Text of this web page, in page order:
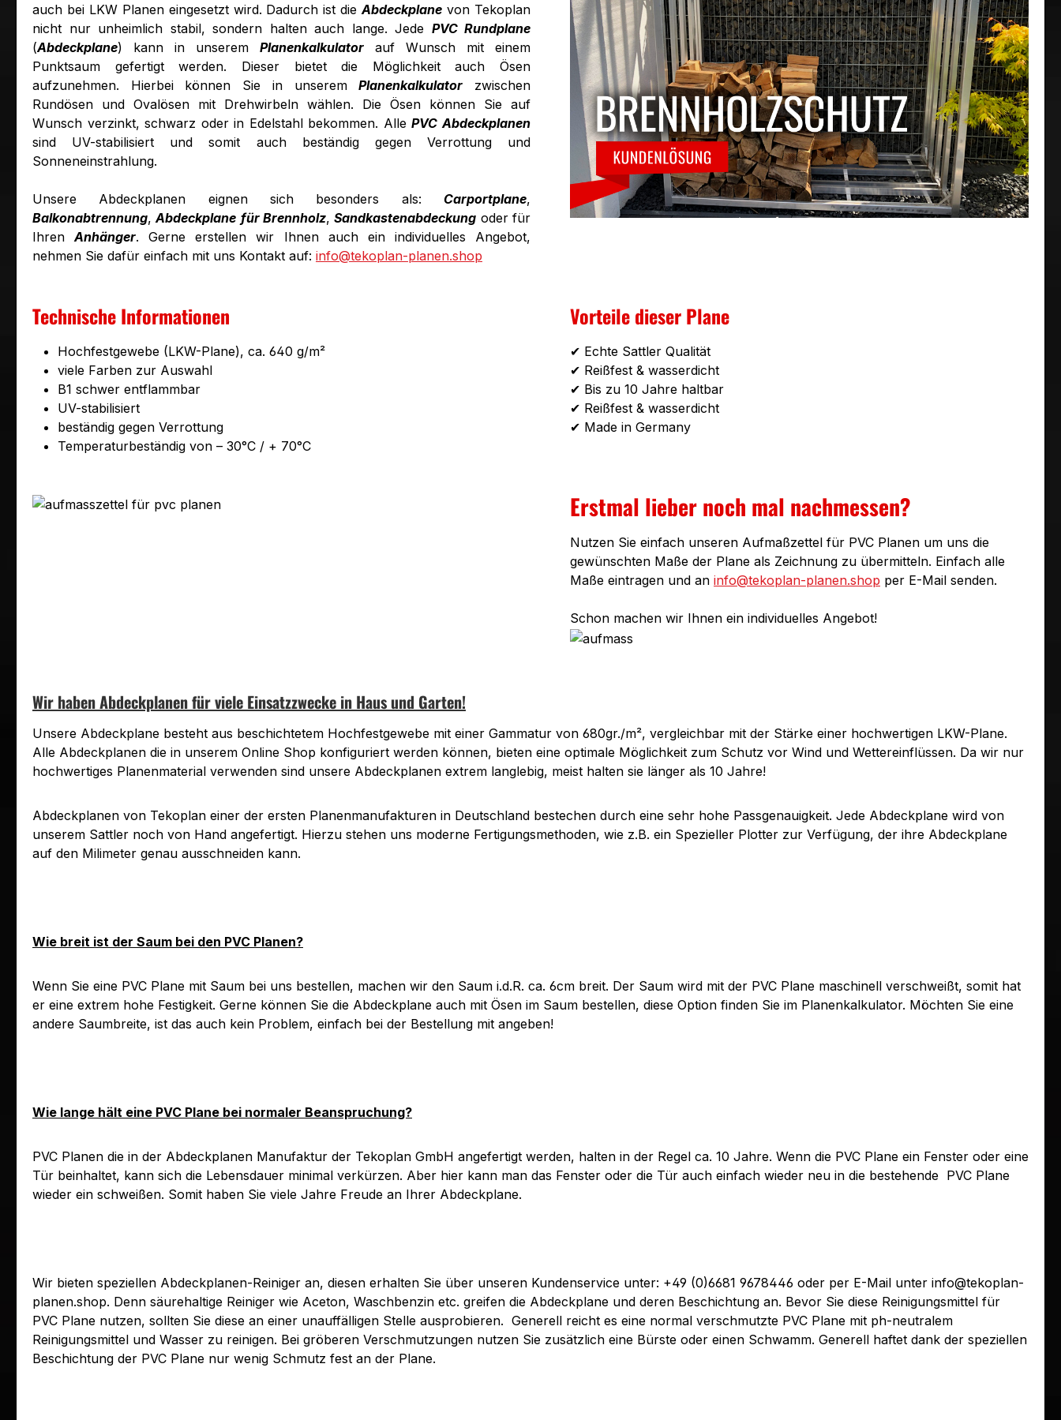
auch bei LKW Planen eingesetzt wird. Dadurch ist dieAbdeckplane von Tekoplan
nicht nur unheimlich stabil, sondern halten auch lange. Jede PVC Rundplane
(Abdeckplane) kann in unserem Planenkalkulator auf Wunsch mit einem
Punktsaum gefertigt werden. Dieser bietet die Möglichkeit auch Ösen
aufzunehmen. Hierbei können Sie in unseremPlanenkalkulator zwischen
Rundösen und Ovalösen mit Drehwirbeln wählen. Die Ösen können Sie auf
Wunsch verzinkt, schwarz oder in Edelstahl bekommen. AllePVC Abdeckplanen
sind UV-stabilisiert und somit auch beständig gegen Verrottung und
Sonneneinstrahlung.
Unsere Abdeckplanen eignen sich besonders als: Carportplane,
Balkonabtrennung,Abdeckplane für Brennholz,Sandkastenabdeckung oder für
IhrenAnhänger. Gerne erstellen wir Ihnen auch ein individuelles Angebot,
nehmen Sie dafür einfach mit uns Kontakt auf: info@tekoplan-planen.shop
Technische Informationen
Hochfestgewebe (LKW-Plane), ca. 640 g/m²
viele Farben zur Auswahl
B1 schwer entflammbar
UV-stabilisiert
beständig gegen Verrottung
Temperaturbeständig von – 30°C / + 70°C
Vorteile dieser Plane
✔ Echte Sattler Qualität
✔ Reißfest & wasserdicht
✔ Bis zu 10 Jahre haltbar
✔ Reißfest & wasserdicht
✔ Made in Germany
Erstmal lieber noch mal nachmessen?
Nutzen Sie einfach unseren Aufmaßzettel für PVC Planen um uns die
gewünschten Maße der Plane als Zeichnung zu übermitteln. Einfach alle
Maße eintragen und an info@tekoplan-planen.shop per E-Mail senden.
Schon machen wir Ihnen ein individuelles Angebot!
Wir haben Abdeckplanen für viele Einsatzzwecke in Haus und Garten!
Unsere Abdeckplane besteht aus beschichtetem Hochfestgewebe mit einer Gammatur von 680gr./m², vergleichbar mit der Stärke einer hochwertigen LKW-Plane.
Alle Abdeckplanen die in unserem Online Shop konfiguriert werden können, bieten eine optimale Möglichkeit zum Schutz vor Wind und Wettereinflüssen. Da wir nur
hochwertiges Planenmaterial verwenden sind unsere Abdeckplanen extrem langlebig, meist halten sie länger als 10 Jahre!
Abdeckplanen von Tekoplan einer der ersten Planenmanufakturen in Deutschland bestechen durch eine sehr hohe Passgenauigkeit. Jede Abdeckplane wird von
unserem Sattler noch von Hand angefertigt. Hierzu stehen uns moderne Fertigungsmethoden, wie z.B. ein Spezieller Plotter zur Verfügung, der ihre Abdeckplane
auf den Milimeter genau ausschneiden kann.
Wie breit ist der Saum bei den PVC Planen?
Wenn Sie eine PVC Plane mit Saum bei uns bestellen, machen wir den Saum i.d.R. ca. 6cm breit. Der Saum wird mit der PVC Plane maschinell verschweißt, somit hat
er eine extrem hohe Festigkeit. Gerne können Sie die Abdeckplane auch mit Ösen im Saum bestellen, diese Option finden Sie im Planenkalkulator. Möchten Sie eine
andere Saumbreite, ist das auch kein Problem, einfach bei der Bestellung mit angeben!
Wie lange hält eine PVC Plane bei normaler Beanspruchung?
PVC Planen die in der Abdeckplanen Manufaktur der Tekoplan GmbH angefertigt werden, halten in der Regel ca. 10 Jahre. Wenn die PVC Plane ein Fenster oder eine
Tür beinhaltet, kann sich die Lebensdauer minimal verkürzen. Aber hier kann man das Fenster oder die Tür auch einfach wieder neu in die bestehende PVC Plane
wieder ein schweißen. Somit haben Sie viele Jahre Freude an Ihrer Abdeckplane.
Wir bieten speziellen Abdeckplanen-Reiniger an, diesen erhalten Sie über unseren Kundenservice unter: +49 (0)6681 9678446 oder per E-Mail unter info@tekoplan-
planen.shop. Denn säurehaltige Reiniger wie Aceton, Waschbenzin etc. greifen die Abdeckplane und deren Beschichtung an. Bevor Sie diese Reinigungsmittel für
PVC Plane nutzen, sollten Sie diese an einer unauffälligen Stelle ausprobieren. Generell reicht es eine normal verschmutzte PVC Plane mit ph-neutralem
Reinigungsmittel und Wasser zu reinigen. Bei gröberen Verschmutzungen nutzen Sie zusätzlich eine Bürste oder einen Schwamm. Generell haftet dank der speziellen
Beschichtung der PVC Plane nur wenig Schmutz fest an der Plane.